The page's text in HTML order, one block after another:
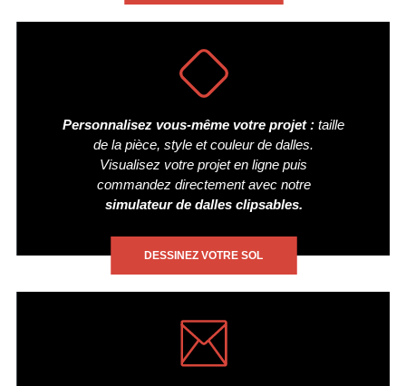
Personnalisez vous-même votre projet : taille
de la pièce, style et couleur de dalles.
Visualisez votre projet en ligne puis
commandez directement avec notre
simulateur de dalles clipsables.
DESSINEZ VOTRE SOL